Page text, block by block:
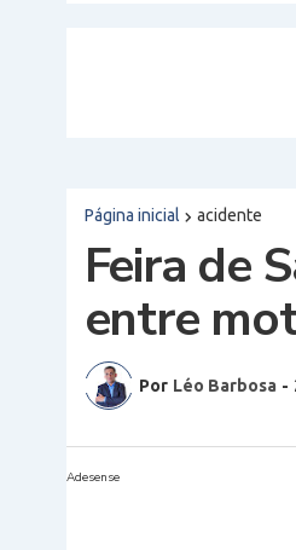
Página inicial acidente
Feira de
entre
Por Léo Barbosa -
Adesense